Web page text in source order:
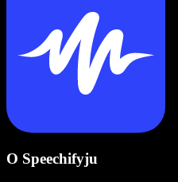
O Speechifyju